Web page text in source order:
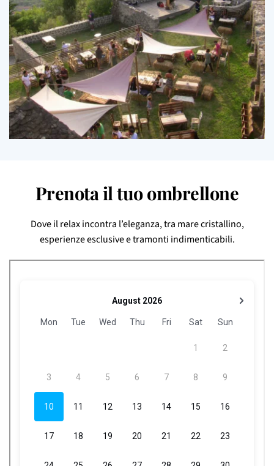
Prenota il tuo ombrellone
Dove il relax incontra l’eleganza, tra mare cristallino,
esperienze esclusive e tramonti indimenticabili.